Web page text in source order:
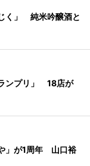
く」 純米吟醸酒と
ンプリ」 18店が
」が1周年 山口裕